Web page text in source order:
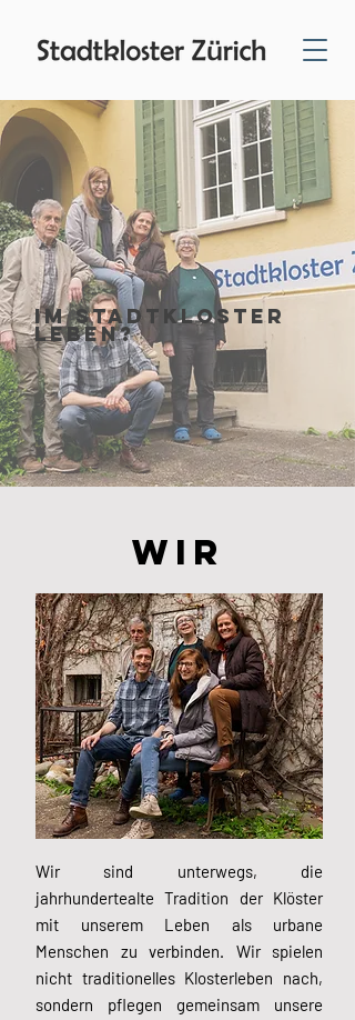
Im Stadtkloster
leben?
Wir
Wir sind unterwegs, die
jahrhundertealte Tradition der Klöster
mit unserem Leben als urbane
Menschen zu verbinden. Wir spielen
nicht traditionelles Klosterleben nach,
sondern pflegen gemeinsam unsere